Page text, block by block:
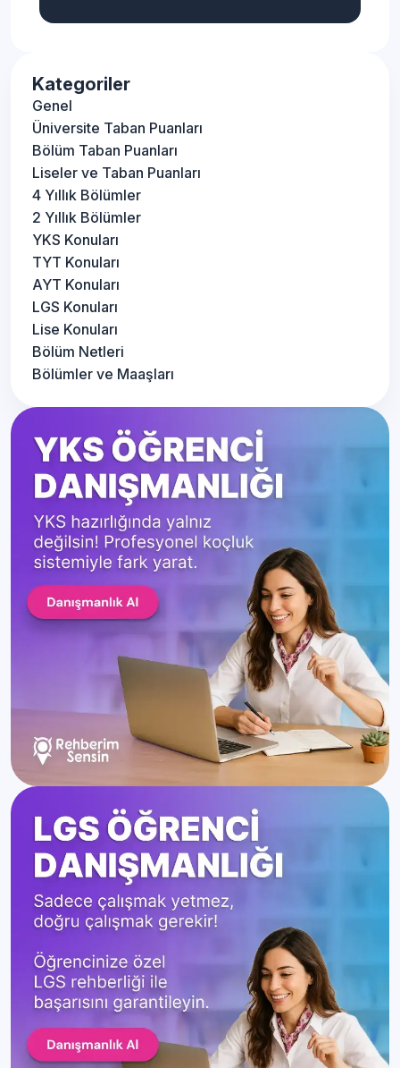
Kategoriler
Genel
Üniversite Taban Puanları
Bölüm Taban Puanları
Liseler ve Taban Puanları
4 Yıllık Bölümler
2 Yıllık Bölümler
YKS Konuları
TYT Konuları
AYT Konuları
LGS Konuları
Lise Konuları
Bölüm Netleri
Bölümler ve Maaşları